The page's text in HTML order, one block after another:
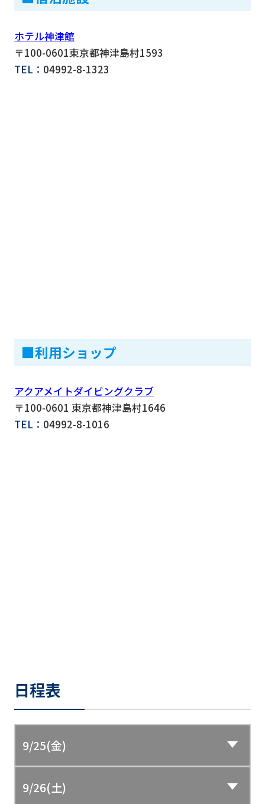
ホテル神津館
〒100-0601東京都神津島村1593
TEL： 04992-8-1323
■利用ショップ
アクアメイトダイビングクラブ
〒100-0601 東京都神津島村1646
TEL： 04992-8-1016
日程表
9/25(金)
9/26(土)